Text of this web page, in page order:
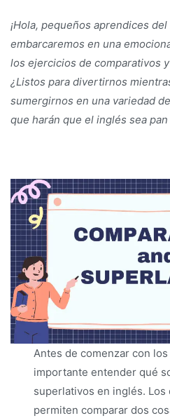
¡Hola, pequeños aprendices
embarcaremos en una
los ejercicios de comparativos
¿Listos para divertirnos
sumergirnos en una variedad
que harán que el inglés sea
Antes de comenzar con
importante entender qué
superlativos en inglés. Los
permiten comparar dos